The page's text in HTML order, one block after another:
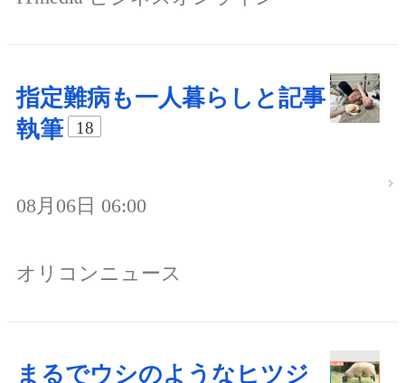
指定難病も一人暮らしと記事
執筆
18
08月06日 06:00
オリコンニュース
まるでウシのようなヒツジ